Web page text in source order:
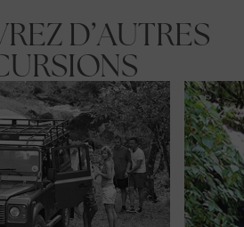
D’AUTRES